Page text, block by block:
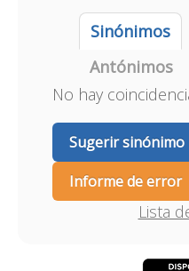
Sinónimos
Antónimos
No hay
Sugerir sinónimo
Informe de error
Lista